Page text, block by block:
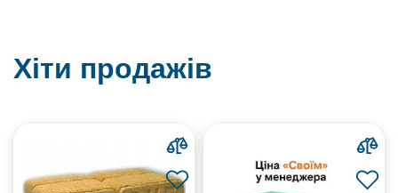
Хіти продажів